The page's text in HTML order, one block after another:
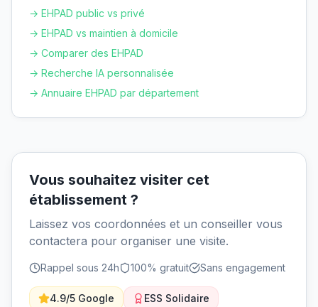
→ EHPAD public vs privé
→ EHPAD vs maintien à domicile
→ Comparer des EHPAD
→ Recherche IA personnalisée
→ Annuaire EHPAD par département
Vous souhaitez visiter cet
établissement ?
Laissez vos coordonnées et un conseiller vous
contactera pour organiser une visite.
Rappel sous 24h 100% gratuit Sans engagement
4.9/5 Google ESS Solidaire